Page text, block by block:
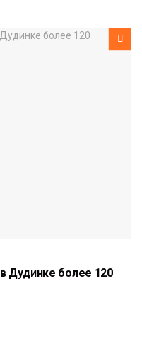
Дудинке более 120